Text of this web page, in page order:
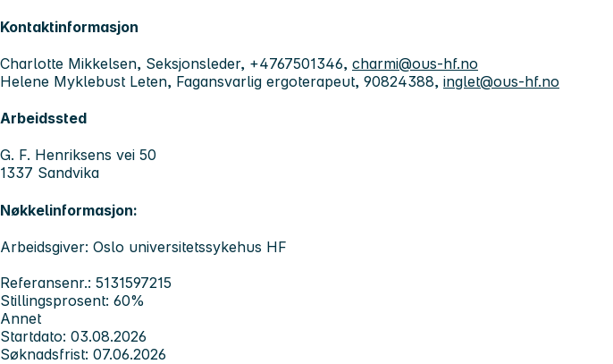
Kontaktinformasjon
Charlotte Mikkelsen, Seksjonsleder, +4767501346, charmi@ous-hf.no
Helene Myklebust Leten, Fagansvarlig ergoterapeut, 90824388, inglet@ous-hf.no
Arbeidssted
G. F. Henriksens vei 50
1337 Sandvika
Nøkkelinformasjon:
Arbeidsgiver: Oslo universitetssykehus HF
Referansenr.: 5131597215
Stillingsprosent: 60%
Annet
Startdato: 03.08.2026
Søknadsfrist: 07.06.2026